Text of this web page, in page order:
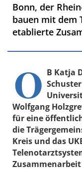
Bonn, der
bauen mit dem
etablierte
O B Katja
Wolfgang
für eine
die
Kreis und das